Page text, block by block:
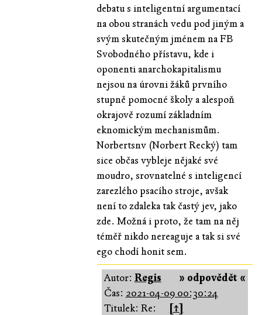
debatu s inteligentní argumentací
na obou stranách vedu pod jiným a
svým skutečným jménem na FB
Svobodného přístavu, kde i
oponenti anarchokapitalismu
nejsou na úrovni žáků prvního
stupně pomocné školy a alespoň
okrajově rozumí základním
eknomickým mechanismům.
Norbertsnv (Norbert Recký) tam
sice občas vybleje nějaké své
moudro, srovnatelné s inteligencí
zarezlého psacího stroje, avšak
není to zdaleka tak častý jev, jako
zde. Možná i proto, že tam na něj
téměř nikdo nereaguje a tak si své
ego chodí honit sem.
» odpovědět «
Autor: Regis
Čas: 2021-04-09 00:30:24
Titulek: Re:
[↑]